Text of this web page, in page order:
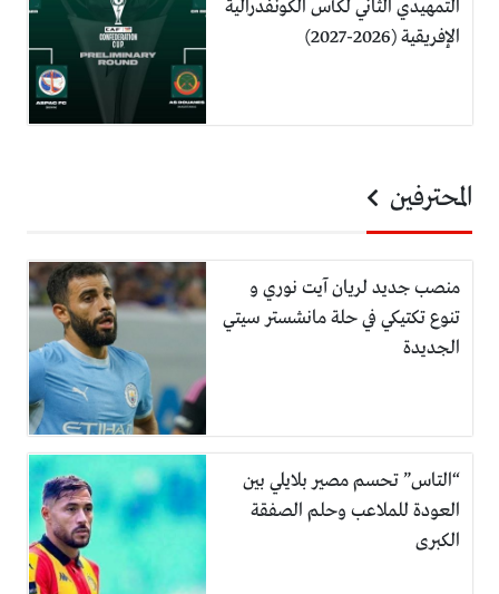
التمهيدي الثاني لكأس الكونفدرالية
الإفريقية (2026-2027)
المحترفين
منصب جديد لريان آيت نوري و
تنوع تكتيكي في حلة مانشستر سيتي
الجديدة
“التاس” تحسم مصير بلايلي بين
العودة للملاعب وحلم الصفقة
الكبرى